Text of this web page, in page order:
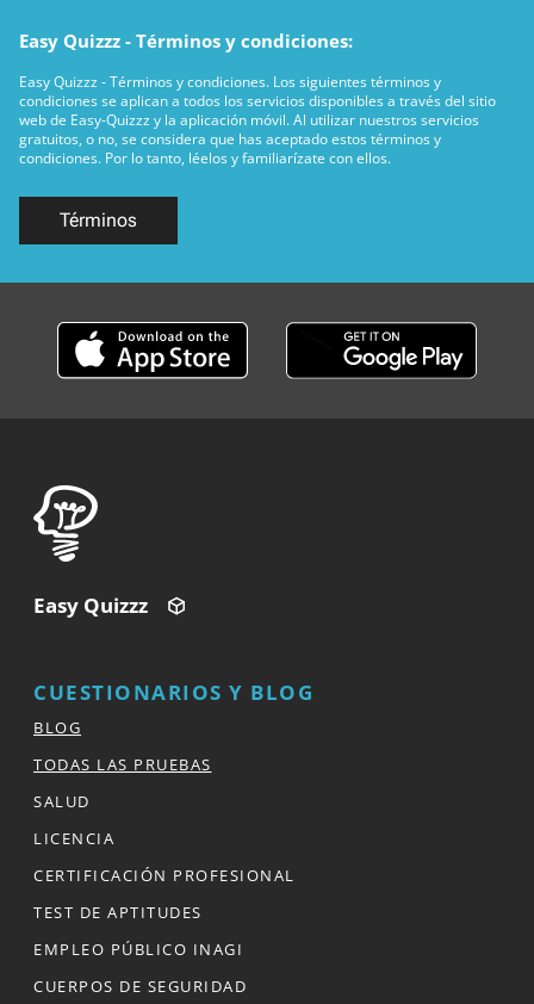
Easy Quizzz - Términos y condiciones:
Easy Quizzz - Términos y condiciones. Los siguientes términos y
condiciones se aplican a todos los servicios disponibles a través del sitio
web de Easy-Quizzz y la aplicación móvil. Al utilizar nuestros servicios
gratuitos, o no, se considera que has aceptado estos términos y
condiciones. Por lo tanto, léelos y familiarízate con ellos.
Términos
Easy Quizzz
CUESTIONARIOS Y BLOG
BLOG
TODAS LAS PRUEBAS
SALUD
LICENCIA
CERTIFICACIÓN PROFESIONAL
TEST DE APTITUDES
EMPLEO PÚBLICO INAGI
CUERPOS DE SEGURIDAD